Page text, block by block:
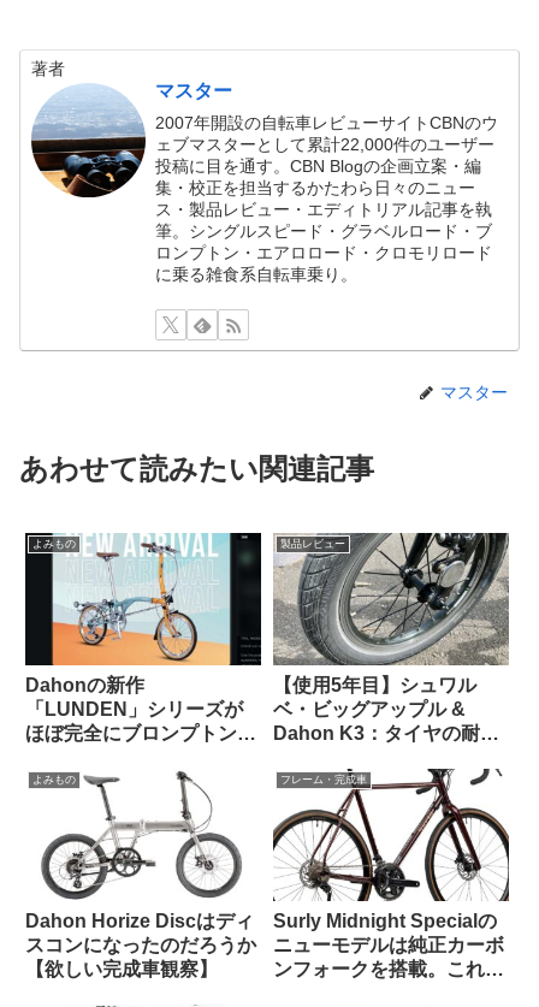
著者
マスター
2007年開設の自転車レビューサイトCBNのウ
ェブマスターとして累計22,000件のユーザー
投稿に目を通す。CBN Blogの企画立案・編
集・校正を担当するかたわら日々のニュー
ス・製品レビュー・エディトリアル記事を執
筆。シングルスピード・グラベルロード・ブ
ロンプトン・エアロロード・クロモリロード
に乗る雑食系自転車乗り。
マスター
あわせて読みたい関連記事
よみもの
Dahonの新作
「LUNDEN」シリーズが
ほぼ完全にブロンプトンな
【Brompton vs.
Brompnot 最終戦争へ】
製品レビュー
【使用5年目】シュワル
ベ・ビッグアップル &
Dahon K3：タイヤの耐久
あったか
よみもの
Dahon Horize Discはディ
スコンになったのだろうか
【欲しい完成車観察】
フレーム・完成車
Surly Midnight Specialの
ニューモデルは純正カーボ
ンフォークを搭載。これで